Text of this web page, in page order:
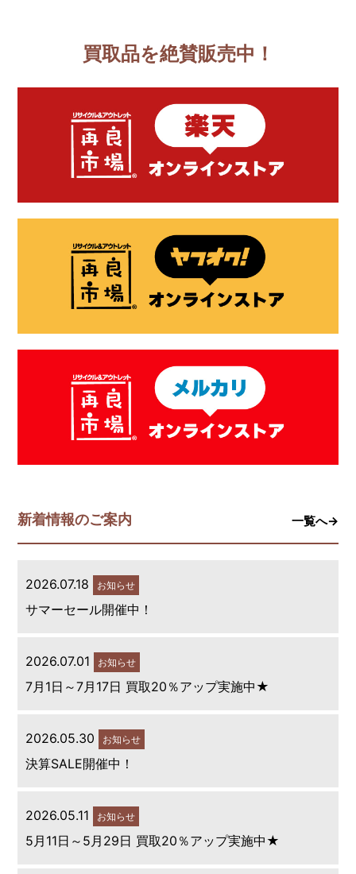
買取品を絶賛販売中！
新着情報のご案内 一覧へ→
2026.07.18 お知らせ
サマーセール開催中！
2026.07.01 お知らせ
7月1日～7月17日 買取20％アップ実施中★
2026.05.30 お知らせ
決算SALE開催中！
2026.05.11 お知らせ
5月11日～5月29日 買取20％アップ実施中★